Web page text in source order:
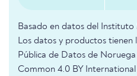
Basado en datos del
Los datos y productos tienen
Pública de Datos de
Common 4.0 BY International